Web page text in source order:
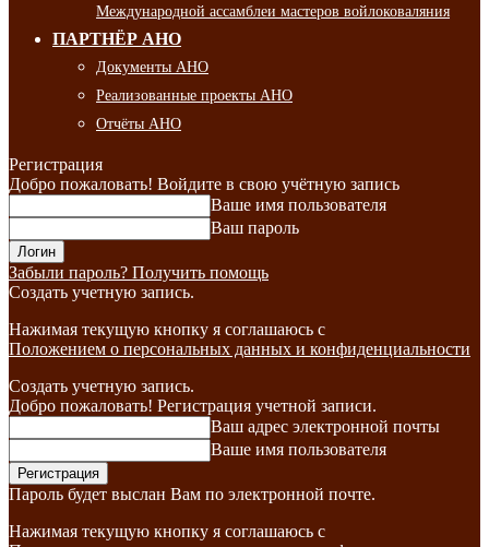
Международной ассамблеи мастеров войлоковаляния
ПАРТНЁР АНО
Документы АНО
Реализованные проекты АНО
Отчёты АНО
Регистрация
Добро пожаловать! Войдите в свою учётную запись
Ваше имя пользователя
Ваш пароль
Забыли пароль? Получить помощь
Создать учетную запись.
Нажимая текущую кнопку я соглашаюсь с
Положением о персональных данных и конфиденциальности
Создать учетную запись.
Добро пожаловать! Регистрация учетной записи.
Ваш адрес электронной почты
Ваше имя пользователя
Пароль будет выслан Вам по электронной почте.
Нажимая текущую кнопку я соглашаюсь с